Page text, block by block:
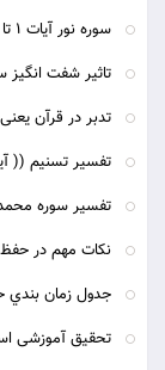
سوره نور آیات 1 تا 20
تاثیر شفت انگیز
تدبر در قرآن
تفسير تسنيم ((
تفسیر سوره
نکات مهم در
جدول زمان بندي
تحقیق آموزشی